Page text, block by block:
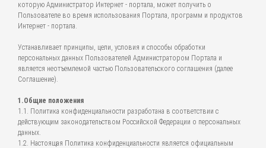
которую Администратор Интернет - портала, может получить о
Пользователе во время использования Портала, программ и продуктов
Интернет - портала.
Устанавливает принципы, цели, условия и способы обработки
персональных данных Пользователей Администратором Портала и
является неотъемлемой частью Пользовательского соглашения (далее
Соглашение).
1.Общие положения
1.1. Политика конфиденциальности разработана в соответствии с
действующим законодательством Российской Федерации о персональных
данных.
1.2. Настоящая Политика конфиденциальности является официальным